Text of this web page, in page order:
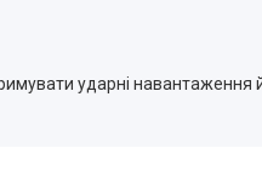
ударні навантаження